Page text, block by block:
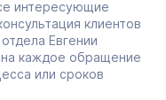
интересующие
клиентов
Евгении
каждое обращение
или сроков